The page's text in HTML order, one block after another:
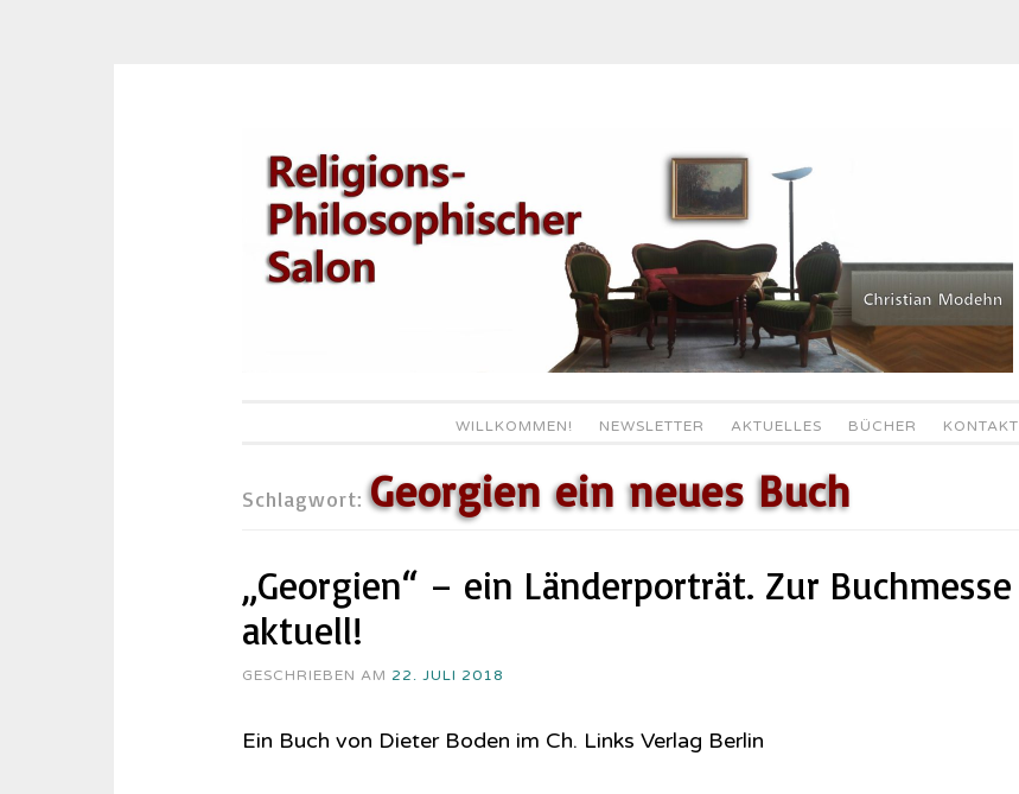
Inhalt
springen
WILLKOMMEN! NEWSLETTER AKTUELLES BÜCHER KONTAKT
Schlagwort:Georgien ein neues Buch
„Georgien“ – ein Länderporträt. Zur Buchmesse
aktuell!
GESCHRIEBEN AM 22. JULI 2018
Ein Buch von Dieter Boden im Ch. Links Verlag Berlin